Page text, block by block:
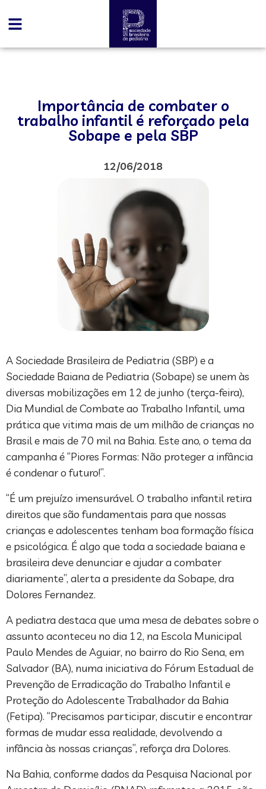
Importância de combater o
trabalho infantil é reforçado pela
Sobape e pela SBP
12/06/2018
A Sociedade Brasileira de Pediatria (SBP) e a
Sociedade Baiana de Pediatria (Sobape) se unem às
diversas mobilizações em 12 de junho (terça-feira),
Dia Mundial de Combate ao Trabalho Infantil, uma
prática que vitima mais de um milhão de crianças no
Brasil e mais de 70 mil na Bahia. Este ano, o tema da
campanha é “Piores Formas: Não proteger a infância
é condenar o futuro!”.
“É um prejuízo imensurável. O trabalho infantil retira
direitos que são fundamentais para que nossas
crianças e adolescentes tenham boa formação física
e psicológica. É algo que toda a sociedade baiana e
brasileira deve denunciar e ajudar a combater
diariamente”, alerta a presidente da Sobape, dra
Dolores Fernandez.
A pediatra destaca que uma mesa de debates sobre o
assunto aconteceu no dia 12, na Escola Municipal
Paulo Mendes de Aguiar, no bairro do Rio Sena, em
Salvador (BA), numa iniciativa do Fórum Estadual de
Prevenção de Erradicação do Trabalho Infantil e
Proteção do Adolescente Trabalhador da Bahia
(Fetipa). “Precisamos participar, discutir e encontrar
formas de mudar essa realidade, devolvendo a
infância às nossas crianças”, reforça dra Dolores.
Na Bahia, conforme dados da Pesquisa Nacional por